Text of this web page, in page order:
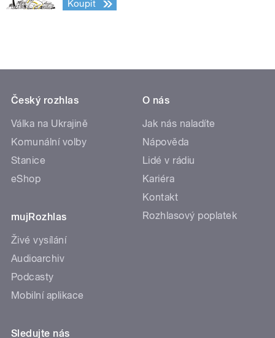
Koupit
Český rozhlas
Válka na Ukrajině
Komunální volby
Stanice
eShop
mujRozhlas
Živé vysílání
Audioarchiv
Podcasty
Mobilní aplikace
O nás
Jak nás naladíte
Nápověda
Lidé v rádiu
Kariéra
Kontakt
Rozhlasový poplatek
Sledujte nás